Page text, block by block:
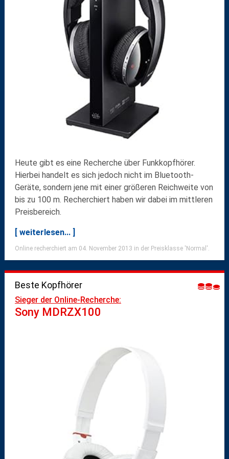
Heute gibt es eine Recherche über Funkkopfhörer.
Hierbei handelt es sich jedoch nicht im Bluetooth-
Geräte, sondern jene mit einer größeren Reichweite von
bis zu 100 m. Recherchiert haben wir dabei im mittleren
Preisbereich.
[ weiterlesen... ]
Online recherchiert am 04. November 2013 in der Preisklasse 'Normal'.
Beste Kopfhörer
Sieger der Online-Recherche:
Sony MDRZX100